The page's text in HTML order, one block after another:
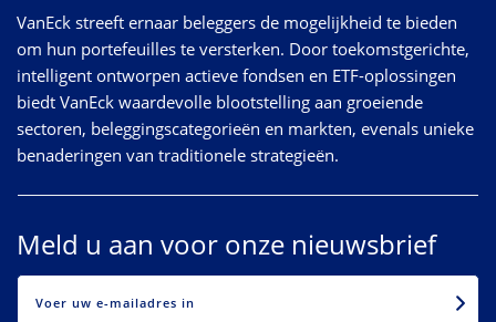
VanEck streeft ernaar beleggers de mogelijkheid te bieden
om hun portefeuilles te versterken. Door toekomstgerichte,
intelligent ontworpen actieve fondsen en ETF-oplossingen
biedt VanEck waardevolle blootstelling aan groeiende
sectoren, beleggingscategorieën en markten, evenals unieke
benaderingen van traditionele strategieën.
Meld u aan voor onze nieuwsbrief